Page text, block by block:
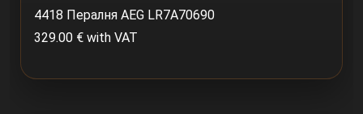
4418 Пералня AEG LR7A70690
329.00 € with VAT